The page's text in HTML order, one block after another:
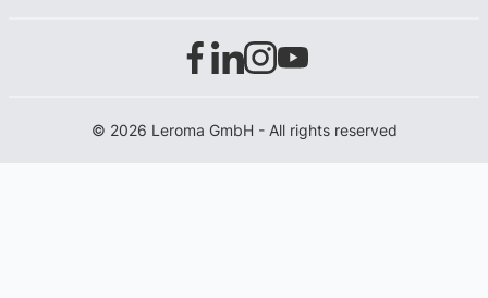
© 2026 Leroma GmbH - All rights reserved